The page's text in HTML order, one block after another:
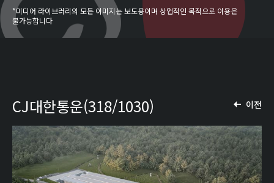
*미디어 라이브러리의 모든 이미지는 보도용이며 상업적인 목적으로 이용은
불가능합니다
이전
CJ대한통운(318/1030)